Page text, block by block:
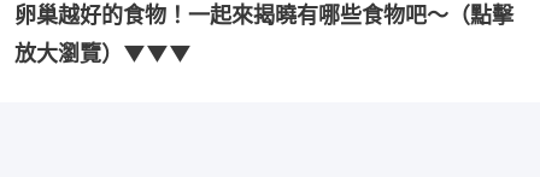
卵巢越好的食物！一起來揭曉有哪些食物吧～（點擊
放大瀏覽）▼▼▼